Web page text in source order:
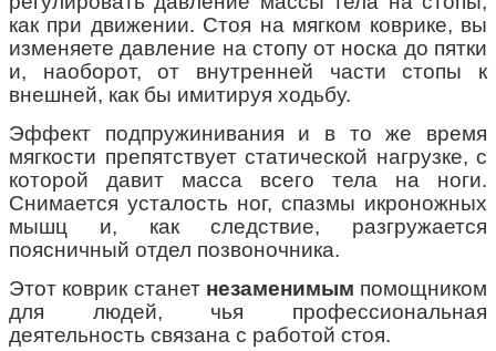
как при движении. Стоя на мягком коврике, вы
изменяете давление на стопу от носка до пятки
и, наоборот, от внутренней части стопы к
внешней, как бы имитируя ходьбу.
Эффект подпружинивания и в то же время
мягкости препятствует статической нагрузке, с
которой давит масса всего тела на ноги.
Снимается усталость ног, спазмы икроножных
мышц и, как следствие, разгружается
поясничный отдел позвоночника.
Этот коврик станет незаменимым помощником
для людей, чья профессиональная
деятельность связана с работой стоя.